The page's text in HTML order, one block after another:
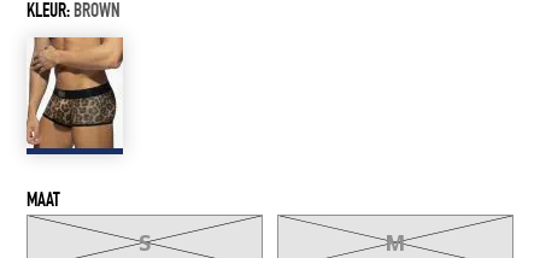
KLEUR:BROWN
MAAT
S M